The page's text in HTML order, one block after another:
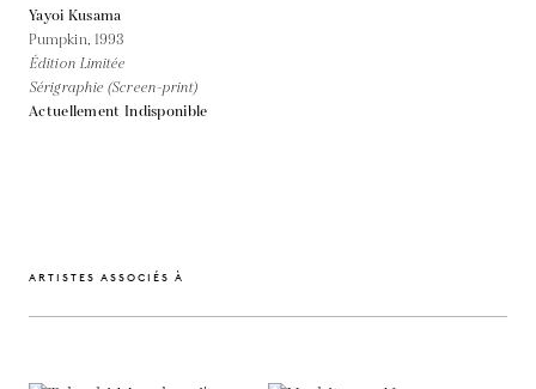
Yayoi Kusama
Pumpkin, 1993
Édition Limitée
Sérigraphie (Screen-print)
Actuellement Indisponible
ARTISTES ASSOCIÉS À